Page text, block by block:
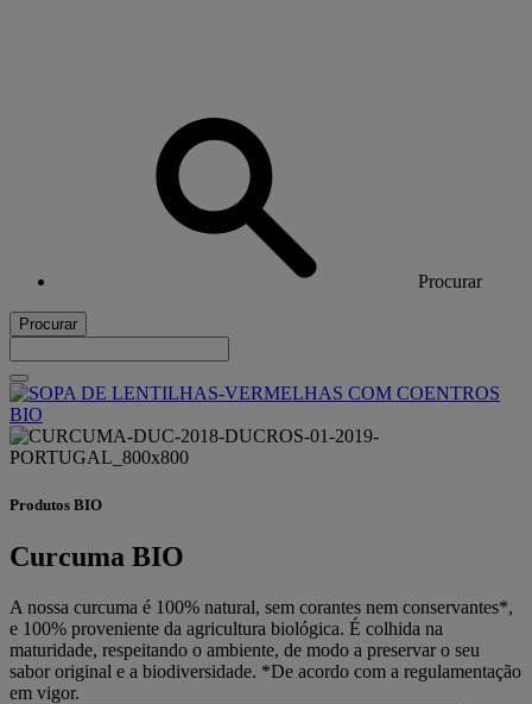
Procurar
Procurar
Produtos BIO
Curcuma BIO
A nossa curcuma é 100% natural, sem corantes nem conservantes*,
e 100% proveniente da agricultura biológica. É colhida na
maturidade, respeitando o ambiente, de modo a preservar o seu
sabor original e a biodiversidade. *De acordo com a regulamentação
em vigor.